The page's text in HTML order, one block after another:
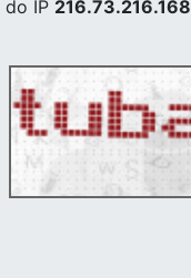
do IP 216.73.216.168